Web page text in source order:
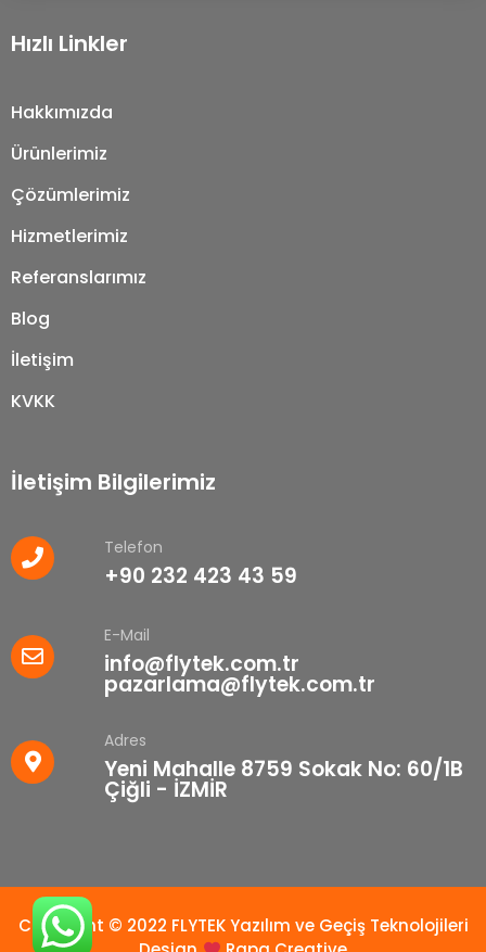
Hızlı Linkler
Hakkımızda
Ürünlerimiz
Çözümlerimiz
Hizmetlerimiz
Referanslarımız
Blog
İletişim
KVKK
İletişim Bilgilerimiz
Telefon
+90 232 423 43 59
E-Mail
info@flytek.com.tr
pazarlama@flytek.com.tr
Adres
Yeni Mahalle 8759 Sokak No: 60/1B
Çiğli - İZMİR
Copyright © 2022 FLYTEK Yazılım ve Geçiş Teknolojileri